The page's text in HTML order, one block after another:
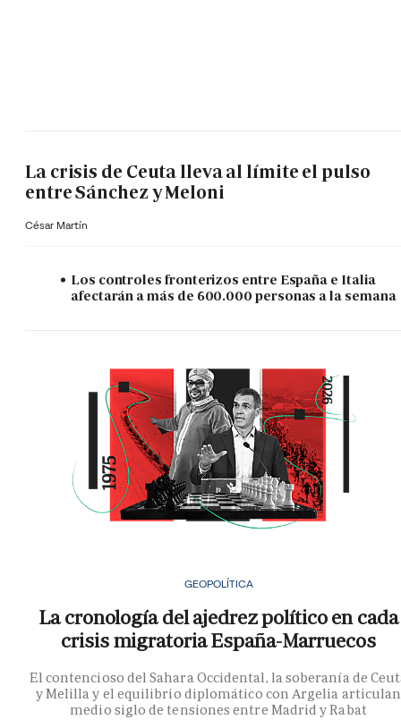
La crisis de Ceuta lleva al límite el pulso
entre Sánchez y Meloni
César Martín
Los controles fronterizos entre España e Italia
afectarán a más de 600.000 personas a la semana
GEOPOLÍTICA
La cronología del ajedrez político en cada
crisis migratoria España-Marruecos
El contencioso del Sahara Occidental, la soberanía de
y Melilla y el equilibrio diplomático con Argelia articulan
medio siglo de tensiones entre Madrid y Rabat